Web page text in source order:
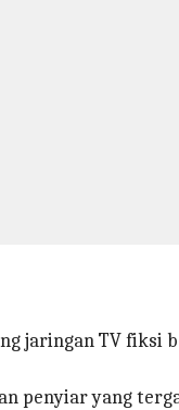
jaringan TV fiksi
penyiar yang